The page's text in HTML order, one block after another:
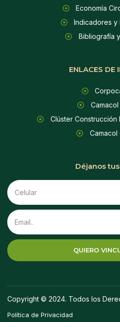
Economía
Indicadores
Bibliografía
ENLACES DE
Clúster Construcción
Camacol
Déjanos
QUIERO
Copyright © 2024. Todos los
Política de Privacidad